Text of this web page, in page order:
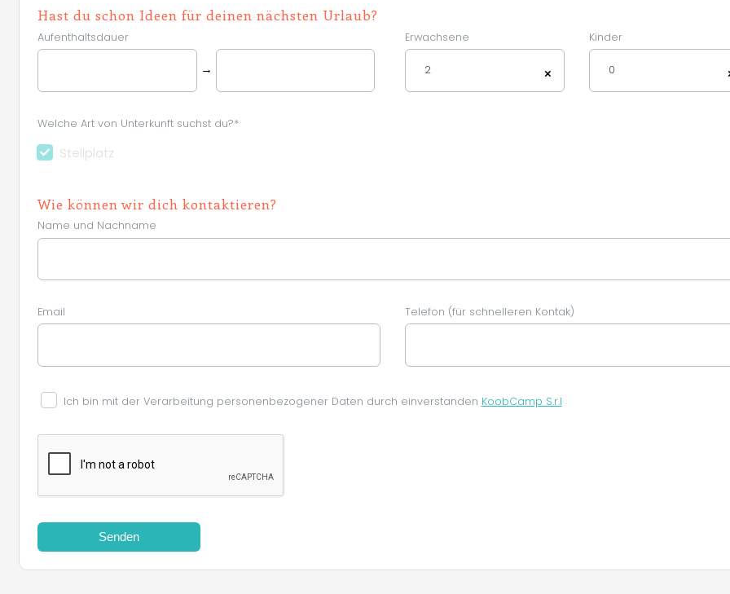
Hast du schon Ideen für deinen nächsten Urlaub?
Aufenthaltsdauer
→
Erwachsene
×
2
Kinder
0
Welche Art von Unterkunft suchst du?*
Stellplatz
Wie können wir dich kontaktieren?
Name und Nachname
Email Telefon (für schnelleren Kontak)
Ich bin mit der Verarbeitung personenbezogener Daten durch einverstanden KoobCamp S.r.l
Senden